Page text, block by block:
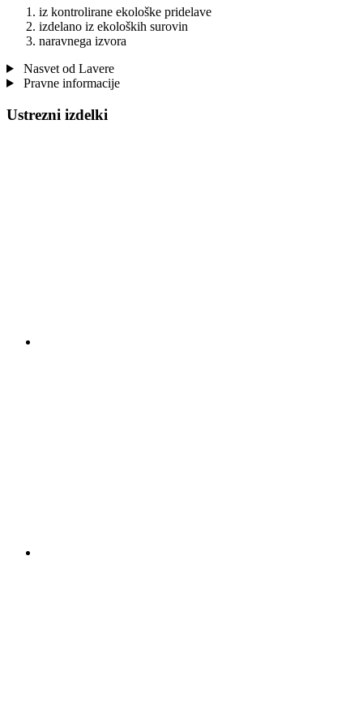
iz kontrolirane ekološke pridelave
izdelano iz ekoloških surovin
naravnega izvora
Nasvet od Lavere
Pravne informacije
Ustrezni izdelki